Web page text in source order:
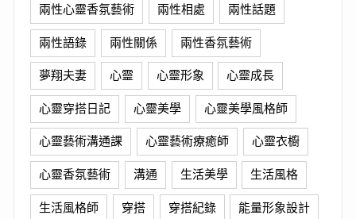
兩性心靈香氛藝術 兩性相處 兩性話題
兩性語錄 兩性關係 兩性香氛藝術
夢翔夫妻 心靈 心靈形象 心靈成長
心靈穿搭日記 心靈美學 心靈美學風格師
心靈藝術溝通課 心靈藝術療癒師 心靈衣櫥
心靈香氛藝術 溝通 生活美學 生活風格
生活風格師 穿搭 穿搭紀錄 能量形象設計